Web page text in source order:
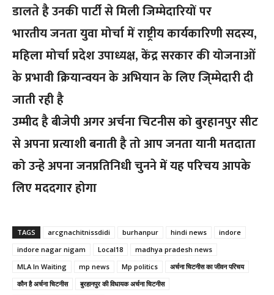
डालते है उनकी पार्टी से मिली जिम्मेदारियों पर
भारतीय जनता युवा मोर्चा में राष्ट्रीय कार्यकारिणी सदस्य,
महिला मोर्चा प्रदेश उपाध्यक्ष, केंद्र सरकार की योजनाओं
के प्रभावी क्रियान्वयन के अभियान के लिए जि्म्मेदारी दी
जाती रही है
उम्मीद है बीजेपी अगर अर्चना चिटनीस को बुरहानपुर सीट
से अपना प्रत्याशी बनाती है तो आप जनता यानी मतदाता
को उन्हे अपना जनप्रतिनिधी चुनने में यह परिचय आपके
लिए मददगार होगा
TAGS arcgnachitnissdidi burhanpur hindi news
indore
indore nagar nigam
Local18
madhya pradesh news
MLA In Waiting
mp news Mp politics
अर्चना चिटनीस का जीवन परिचय
कौन है अर्चना चिटनीस
बुरहानपुर की विधायक अर्चना चिटनीस